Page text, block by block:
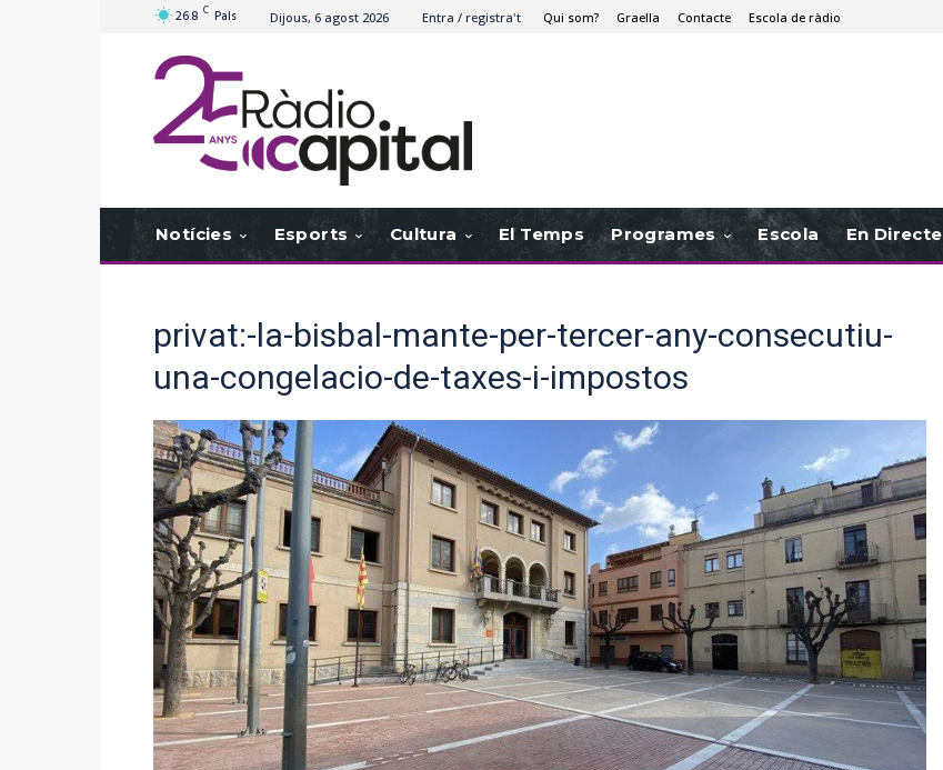
26.8 C Pals Dijous, 6 agost 2026 Entra / registra't Qui som? Graella Contacte Escola de ràdio
Notícies Esports Cultura El Temps Programes Escola En Directe
privat:-la-bisbal-mante-per-tercer-any-consecutiu-
una-congelacio-de-taxes-i-impostos